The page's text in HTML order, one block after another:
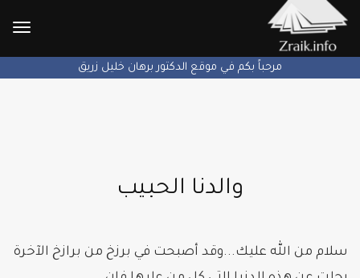
مرحباً بكم في موقع الدكتور برهان خليل زريق
والدنا الحبيب
سلام من الله عليك...وقد أصبحت في برزخ من برازخ الآخرة